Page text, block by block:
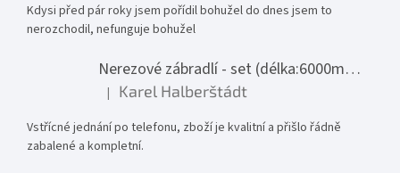
Kdysi před pár roky jsem pořídil bohužel do dnes jsem to
nerozchodil, nefunguje bohužel
Nerezové zábradlí - set (délka:6000mm x výška:1000mm)
Hodnocení produktu je 5 z 5 hvězdiček.
| Karel Halberštádt
Vstřícné jednání po telefonu, zboží je kvalitní a přišlo řádně
zabalené a kompletní.